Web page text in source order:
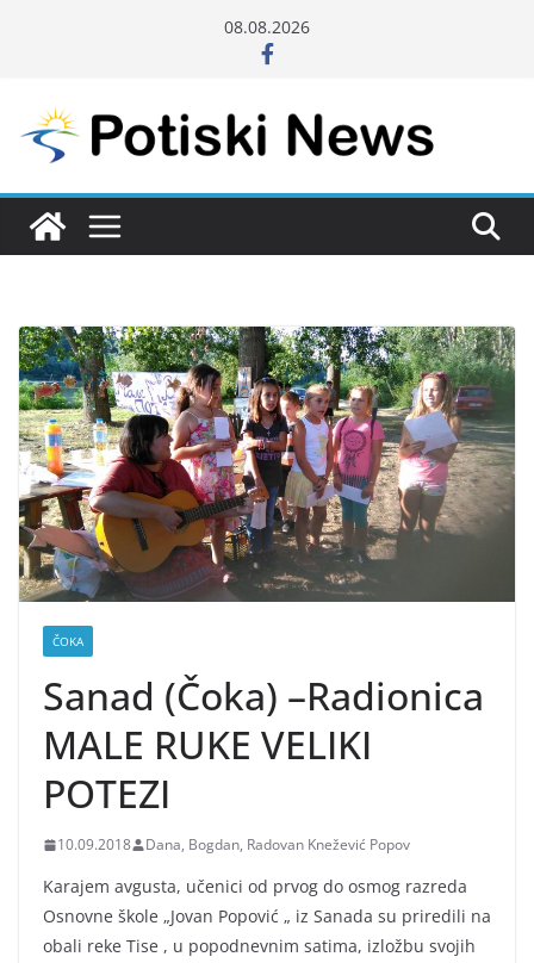
08.08.2026
ČOKA
Sanad (Čoka) –Radionica
MALE RUKE VELIKI
POTEZI
10.09.2018 Dana, Bogdan, Radovan Knežević Popov
Karajem avgusta, učenici od prvog do osmog razreda
Osnovne škole „Jovan Popović „ iz Sanada su priredili na
obali reke Tise , u popodnevnim satima, izložbu svojih